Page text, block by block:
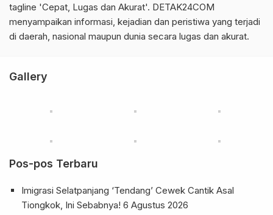
tagline 'Cepat, Lugas dan Akurat'. DETAK24COM
menyampaikan informasi, kejadian dan peristiwa yang terjadi
di daerah, nasional maupun dunia secara lugas dan akurat.
Gallery
Pos-pos Terbaru
Imigrasi Selatpanjang ‘Tendang’ Cewek Cantik Asal
Tiongkok, Ini Sebabnya! 6 Agustus 2026